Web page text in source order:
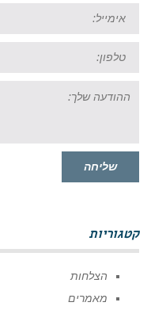
שלך:
שליחה
קטגוריות
הצלחות
מאמרים